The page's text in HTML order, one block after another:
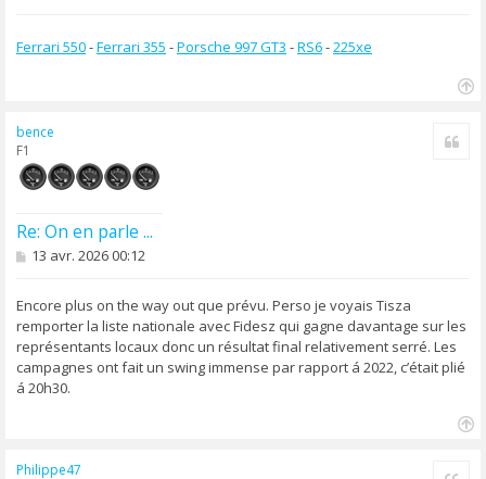
Ferrari 550-Ferrari 355 -Porsche 997 GT3 -RS6-225xe
bence
F1
Re: On en parle ...
M
s
a
g
e
13 avr. 2026 00:12
Encore plus on the way out que prévu. Perso je voyais Tisza
remporter la liste nationale avec Fidesz qui gagne davantage sur les
représentants locaux donc un résultat final relativement serré. Les
campagnes ont fait un swing immense par rapport á 2022, c’était plié
á 20h30.
Philippe47